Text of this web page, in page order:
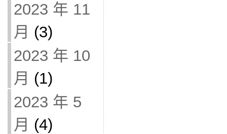
2023 年 11
月 (3)
2023 年 10
月 (1)
2023 年 5
月 (4)